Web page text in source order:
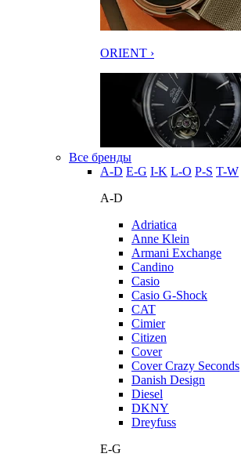
ORIENT ›
Все бренды
A-D E-G I-K L-O P-S T-W
A-D
Adriatica
Anne Klein
Armani Exchange
Candino
Casio
Casio G-Shock
CAT
Cimier
Citizen
Cover
Cover Crazy Seconds
Danish Design
Diesel
DKNY
Dreyfuss
E-G